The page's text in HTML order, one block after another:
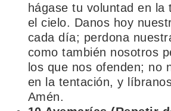
hágase tu voluntad en la
el cielo. Danos hoy
cada día; perdona
como también nosotros
los que nos ofenden; no
en la tentación, y
Amén.